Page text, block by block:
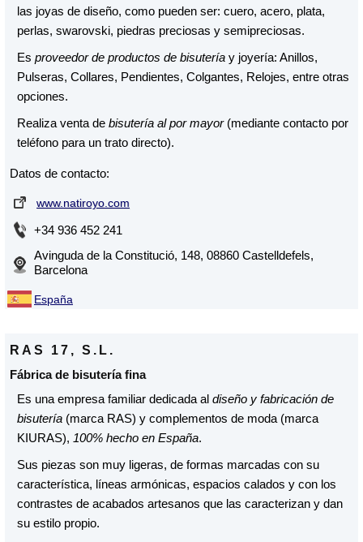
las joyas de diseño, como pueden ser: cuero, acero, plata,
perlas, swarovski, piedras preciosas y semipreciosas.
Es proveedor de productos de bisutería y joyería: Anillos,
Pulseras, Collares, Pendientes, Colgantes, Relojes, entre otras
opciones.
Realiza venta de bisutería al por mayor(mediante contacto por
teléfono para un trato directo).
Datos de contacto:
www.natiroyo.com
+34 936 452 241
Avinguda de la Constitució, 148, 08860 Castelldefels,
Barcelona
España
RAS 17, S.L.
Fábrica de bisutería fina
Es una empresa familiar dedicada al diseño y fabricación de
bisutería (marca RAS) y complementos de moda (marca
KIURAS), 100% hecho en España.
Sus piezas son muy ligeras, de formas marcadas con su
característica, líneas armónicas, espacios calados y con los
contrastes de acabados artesanos que las caracterizan y dan
su estilo propio.